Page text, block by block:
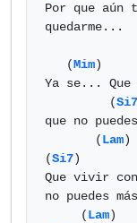
Por que aún
quedarme...
   (
Mim)
Ya se... Que
         (
Si7
que no
       (
Lam)
(Si7)
Que vivir
no puedes
     (
Lam)